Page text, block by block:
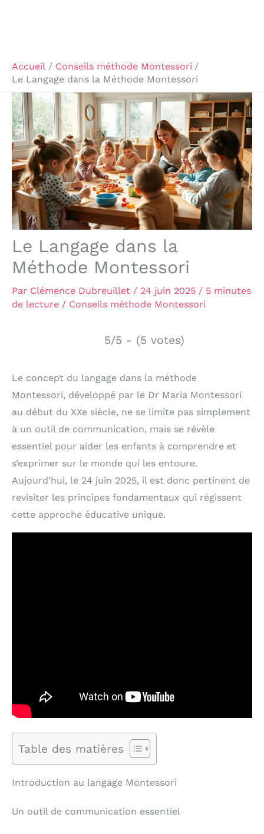
Accueil
Conseils méthode Montessori
Le Langage dans la Méthode Montessori
Le Langage dans la
Méthode Montessori
Par Clémence Dubreuillet / 24 juin 2025 / 5 minutes
de lecture / Conseils méthode Montessori
5/5 - (5 votes)
Le concept du langage dans la méthode
Montessori, développé par le Dr Maria Montessori
au début du XXe siècle, ne se limite pas simplement
à un outil de communication, mais se révèle
essentiel pour aider les enfants à comprendre et
s’exprimer sur le monde qui les entoure.
Aujourd’hui, le 24 juin 2025, il est donc pertinent de
revisiter les principes fondamentaux qui régissent
cette approche éducative unique.
Table des matières
Introduction au langage Montessori
Un outil de communication essentiel